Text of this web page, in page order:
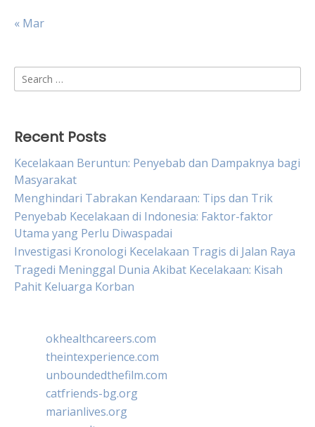
« Mar
Search
for:
Recent Posts
Kecelakaan Beruntun: Penyebab dan Dampaknya bagi
Masyarakat
Menghindari Tabrakan Kendaraan: Tips dan Trik
Penyebab Kecelakaan di Indonesia: Faktor-faktor
Utama yang Perlu Diwaspadai
Investigasi Kronologi Kecelakaan Tragis di Jalan Raya
Tragedi Meninggal Dunia Akibat Kecelakaan: Kisah
Pahit Keluarga Korban
okhealthcareers.com
theintexperience.com
unboundedthefilm.com
catfriends-bg.org
marianlives.org